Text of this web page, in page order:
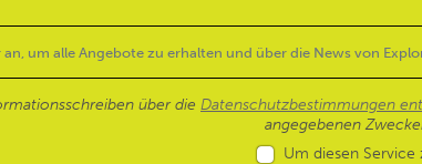
über die Datenschutzbestimmungen
angegebenen
Um diesen Service